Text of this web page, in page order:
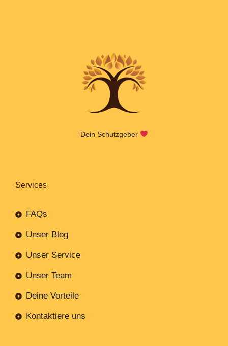
Dein Schutzgeber
Services
FAQs
Unser Blog
Unser Service
Unser Team
Deine Vorteile
Kontaktiere uns